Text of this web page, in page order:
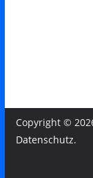
Copyright ©
Datenschutz.